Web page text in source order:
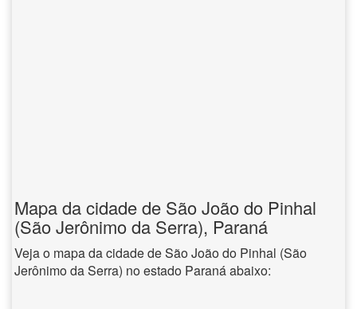
Mapa da cidade de São João do Pinhal
(São Jerônimo da Serra), Paraná
Veja o mapa da cidade de São João do Pinhal (São
Jerônimo da Serra) no estado Paraná abaixo: